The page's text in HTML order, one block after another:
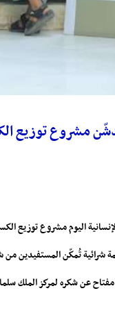
الكسوة الشتوية
اليوم مشروع توزيع
عن شكره لمركز الملك